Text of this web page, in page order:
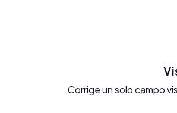
Corrige un solo campo